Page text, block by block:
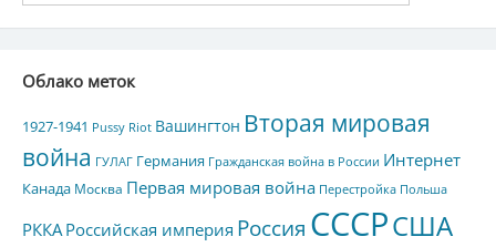
Облако меток
1927-1941 Pussy Riot Вашингтон Вторая мировая
война ГУЛАГ Германия Гражданская война в России Интернет
Канада Москва Первая мировая война Перестройка Польша
РККА Российская империя Россия СССРСША